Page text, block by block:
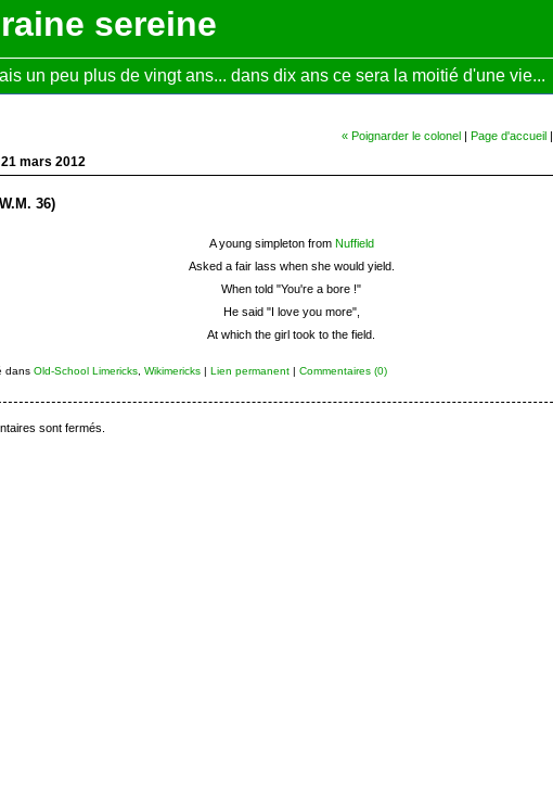
sereine
un peu plus de vingt ans... dans dix ans ce sera la moitié d'une vie...
« Poignarder le colonel| Page d'accueil|
mars 2012
36)
A young simpleton from Nuffield
Asked a fair lass when she would yield.
When told "You're a bore !"
He said "I love you more",
At which the girl took to the field.
dans Old-School Limericks, Wikimericks| Lien permanent| Commentaires (0)
sont fermés.